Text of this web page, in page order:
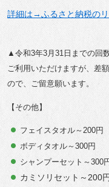
詳細は→ふるさと納税の
▲令和3年3月31日までの回
ご利用いただけますが、差
ので、ご留意願います。
【その他】
フェイスタオル～200円
ボディタオル～300円
シャンプーセット～300
カミソリセット～200